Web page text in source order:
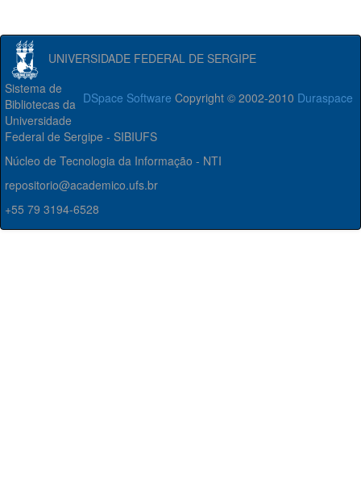
UNIVERSIDADE FEDERAL DE SERGIPE
DSpace Software Copyright © 2002-2010 Duraspace
Sistema de
Bibliotecas da
Universidade
Federal de Sergipe - SIBIUFS
Núcleo de Tecnologia da Informação - NTI
repositorio@academico.ufs.br
+55 79 3194-6528